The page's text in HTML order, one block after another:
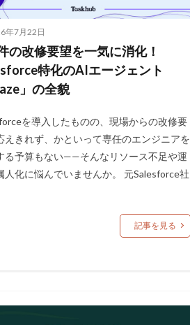
年7月22日
の改修要望を一気に消化！
特化のAIエージェント
」の全貌
を導入したものの、現場からの改修要
えきれず、かといって専任のエンジニアを
る予算もない——そんなリソース不足や運
人化に悩んでいませんか。 元Salesforce社
記事を見る